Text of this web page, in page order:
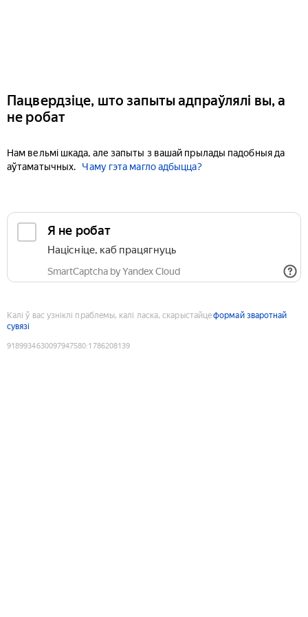
Пацвердзіце, што запыты адпраўлялі вы, а
не робат
Нам вельмі шкада, але запыты з вашай прылады падобныя да
аўтаматычных.
Чаму гэта магло адбыцца?
Я не робат
Націсніце, каб працягнуць
SmartCaptcha by Yandex Cloud
Калі ў вас узніклі праблемы, калі ласка, скарыстайцеформай зваротнай
сувязі
9189934630097947580:1786208139